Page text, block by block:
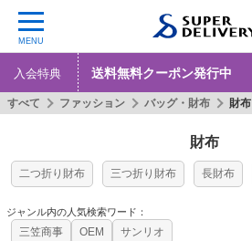
MENU
入会特典 送料無料クーポン発行中
財布
二つ折り財布 三つ折り財布 長財布
すべて ファッション バッグ・財布 財布
ジャンル内の人気検索ワード：
三笠商事 OEM サンリオ